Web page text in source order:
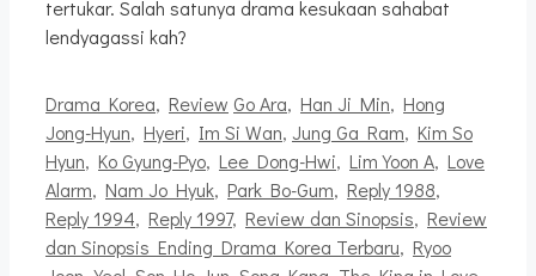
tertukar. Salah satunya drama kesukaan sahabat
lendyagassi kah?
Kategori
Drama Korea, Review Tag
Go Ara, Han Ji Min, Hong
Jong-Hyun, Hyeri, Im Si Wan, Jung Ga Ram, Kim So
Hyun, Ko Gyung-Pyo, Lee Dong-Hwi, Lim Yoon A, Love
Alarm, Nam Jo Hyuk, Park Bo-Gum, Reply 1988,
Reply 1994, Reply 1997, Review dan Sinopsis, Review
dan Sinopsis Ending Drama Korea Terbaru, Ryoo